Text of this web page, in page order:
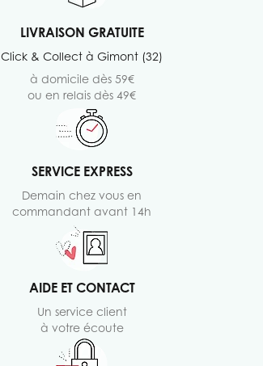
LIVRAISON GRATUITE
Click & Collect à Gimont (32)
à domicile dès 59€
ou en relais dès 49€
SERVICE EXPRESS
Demain chez vous en
commandant avant 14h
AIDE ET CONTACT
Un service client
à votre écoute